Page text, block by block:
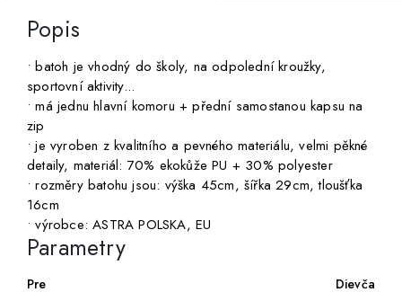
Popis
• batoh je vhodný do školy, na odpolední kroužky,
sportovní aktivity...
• má jednu hlavní komoru + přední samostanou kapsu na
zip
• je vyroben z kvalitního a pevného materiálu, velmi pěkné
detaily, materiál: 70% ekokůže PU + 30% polyester
• rozměry batohu jsou: výška 45cm, šířka 29cm, tloušťka
16cm
• výrobce: ASTRA POLSKA, EU
Parametry
Pre Dievča